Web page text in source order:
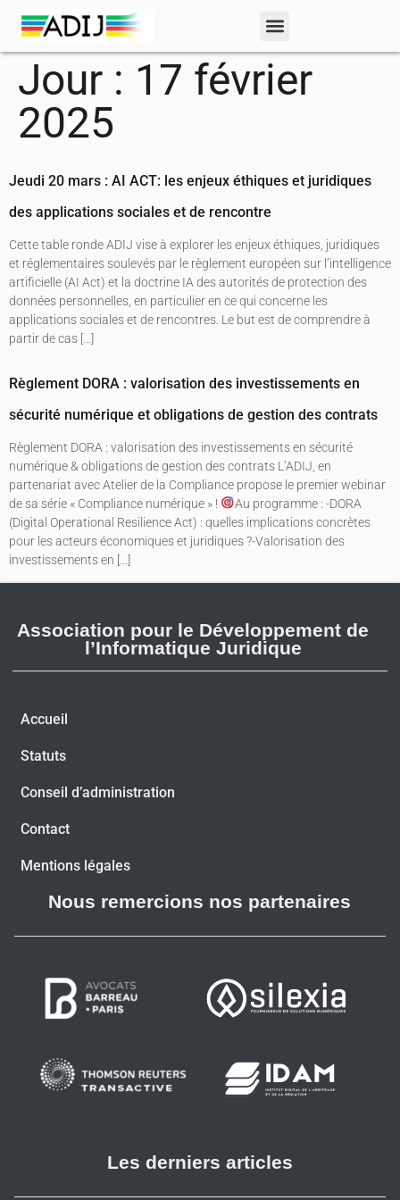
Jour : 17 février
2025
Jeudi 20 mars : AI ACT: les enjeux éthiques et juridiques
des applications sociales et de rencontre
Cette table ronde ADIJ vise à explorer les enjeux éthiques, juridiques
et réglementaires soulevés par le règlement européen sur l’intelligence
artificielle (AI Act) et la doctrine IA des autorités de protection des
données personnelles, en particulier en ce qui concerne les
applications sociales et de rencontres. Le but est de comprendre à
partir de cas […]
Règlement DORA : valorisation des investissements en
sécurité numérique et obligations de gestion des contrats
Règlement DORA : valorisation des investissements en sécurité
numérique & obligations de gestion des contrats L’ADIJ, en
partenariat avec Atelier de la Compliance propose le premier webinar
de sa série « Compliance numérique » !
Au programme : -DORA
(Digital Operational Resilience Act) : quelles implications concrètes
pour les acteurs économiques et juridiques ?-Valorisation des
investissements en […]
Association pour le Développement de
l’Informatique Juridique
Accueil
Statuts
Conseil d’administration
Contact
Mentions légales
Nous remercions nos partenaires
Les derniers articles